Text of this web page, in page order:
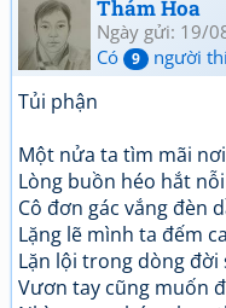
Thám Hoa
Ngày gửi: 19/
Có
9 người
Tủi phận
Một nửa ta tìm mãi
Lòng buồn héo hắt
Cô đơn gác vắng đèn
Lặng lẽ mình ta đếm
Lặn lội trong dòng đời
Vươn tay cũng muốn